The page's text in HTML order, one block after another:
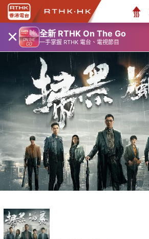
× 全新 RTHK On The Go
一手掌握 RTHK 電台、電視節目